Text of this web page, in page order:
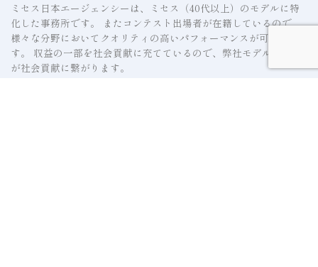
ミセス日本エージェンシーは、ミセス（40代以上）のモデルに特
化した事務所です。 またコンテスト出場者が在籍しているので
様々な分野においてクオリティの高いパフォーマンスが可能で
す。 収益の一部を社会貢献に充てているので、弊社モデルの起用
が社会貢献に繋がります。